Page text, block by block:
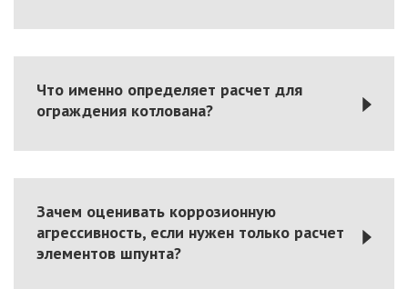
Что именно определяет расчет для
ограждения котлована?
Зачем оценивать коррозионную
агрессивность, если нужен только расчет
элементов шпунта?